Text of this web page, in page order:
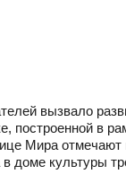
вызвало
построенной в
Мира отмечают
доме культуры